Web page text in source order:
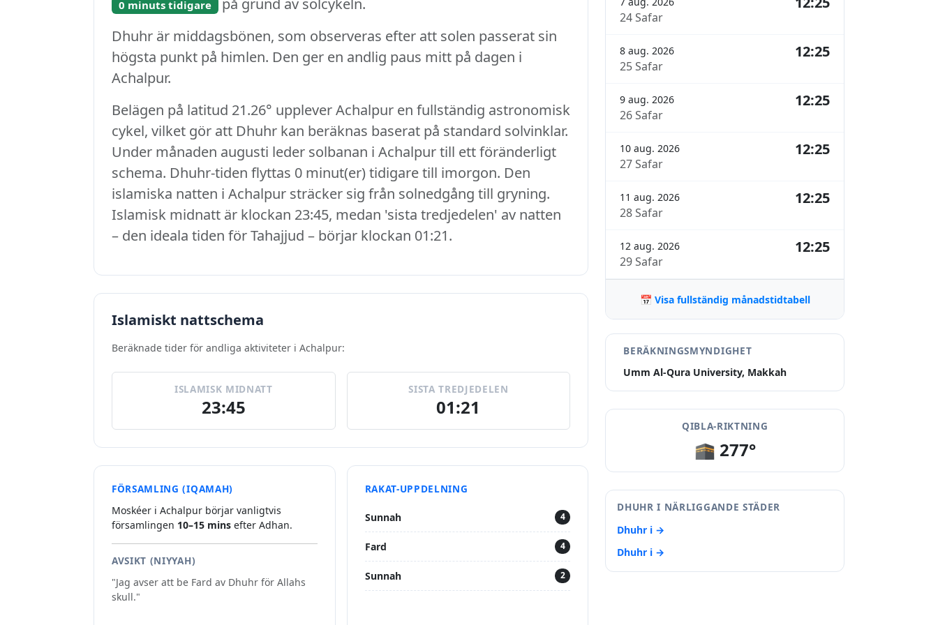
0 minuts tidigare
på grund av solcykeln.
Dhuhr är middagsbönen, som observeras efter att solen passerat sin
högsta punkt på himlen. Den ger en andlig paus mitt på dagen i
Achalpur.
Belägen på latitud 21.26° upplever Achalpur en fullständig astronomisk
cykel, vilket gör att Dhuhr kan beräknas baserat på standard solvinklar.
Under månaden augusti leder solbanan i Achalpur till ett föränderligt
schema. Dhuhr-tiden flyttas 0 minut(er) tidigare till imorgon. Den
islamiska natten i Achalpur sträcker sig från solnedgång till gryning.
Islamisk midnatt är klockan 23:45, medan 'sista tredjedelen' av natten
– den ideala tiden för Tahajjud – börjar klockan 01:21.
Islamiskt nattschema
Beräknade tider för andliga aktiviteter i Achalpur:
ISLAMISK MIDNATT
23:45
SISTA TREDJEDELEN
01:21
FÖRSAMLING (IQAMAH)
Moskéer i Achalpur börjar vanligtvis
församlingen 10–15 mins efter Adhan.
AVSIKT (NIYYAH)
"Jag avser att be Fard av Dhuhr för Allahs
skull."
RAKAT-UPPDELNING
Sunnah 4
Fard 4
Sunnah 2
24 Safar
8 aug. 2026
25 Safar
12:25
9 aug. 2026
26 Safar
12:25
10 aug. 2026
27 Safar
12:25
11 aug. 2026
28 Safar
12:25
12 aug. 2026
29 Safar
12:25
📅 Visa fullständig månadstidtabell
BERÄKNINGSMYNDIGHET
Umm Al-Qura University, Makkah
QIBLA-RIKTNING
🕋 277°
DHUHR I NÄRLIGGANDE STÄDER
Dhuhr i →
Dhuhr i →